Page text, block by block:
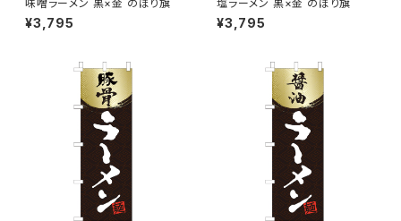
味噌ラーメン 黒×金 のぼり旗
¥3,795
塩ラーメン 黒×金 のぼり旗
¥3,795